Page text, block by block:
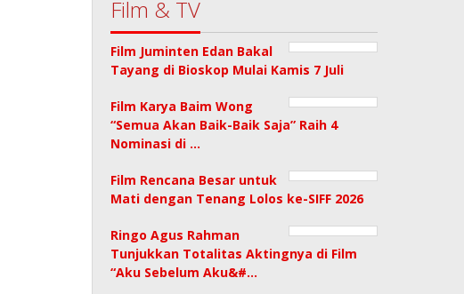
Film & TV
Film Juminten Edan Bakal
Tayang di Bioskop Mulai Kamis 7 Juli
Film Karya Baim Wong
“Semua Akan Baik-Baik Saja” Raih 4
Nominasi di …
Film Rencana Besar untuk
Mati dengan Tenang Lolos ke-SIFF 2026
Ringo Agus Rahman
Tunjukkan Totalitas Aktingnya di Film
“Aku Sebelum Aku&#…